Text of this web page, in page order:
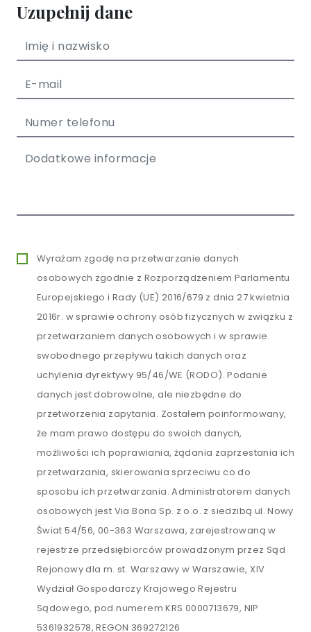
Uzupełnij dane
Wyrażam zgodę na przetwarzanie danych
osobowych zgodnie z Rozporządzeniem Parlamentu
Europejskiego i Rady (UE) 2016/679 z dnia 27 kwietnia
2016r. w sprawie ochrony osób fizycznych w związku z
przetwarzaniem danych osobowych i w sprawie
swobodnego przepływu takich danych oraz
uchylenia dyrektywy 95/46/WE (RODO). Podanie
danych jest dobrowolne, ale niezbędne do
przetworzenia zapytania. Zostałem poinformowany,
że mam prawo dostępu do swoich danych,
możliwości ich poprawiania, żądania zaprzestania ich
przetwarzania, skierowania sprzeciwu co do
sposobu ich przetwarzania. Administratorem danych
osobowych jest Via Bona Sp. z o.o. z siedzibą ul. Nowy
Świat 54/56, 00-363 Warszawa, zarejestrowaną w
rejestrze przedsiębiorców prowadzonym przez Sąd
Rejonowy dla m. st. Warszawy w Warszawie, XIV
Wydział Gospodarczy Krajowego Rejestru
Sądowego, pod numerem KRS 0000713679, NIP
5361932578, REGON 369272126